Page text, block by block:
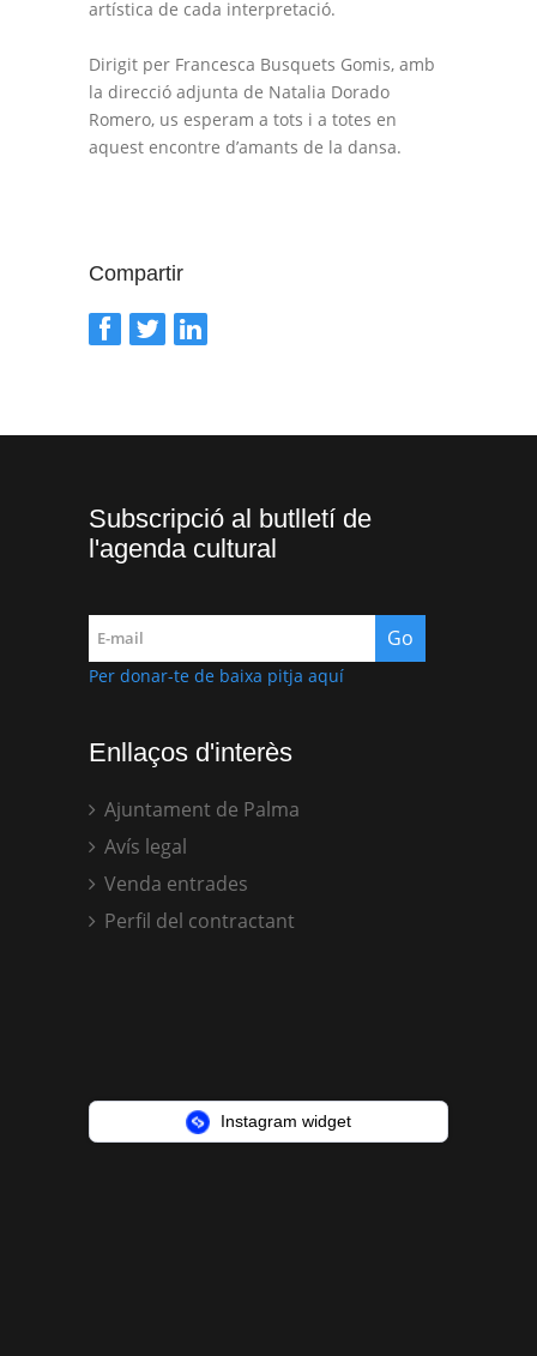
artística de cada interpretació.
Dirigit per Francesca Busquets Gomis, amb
la direcció adjunta de Natalia Dorado
Romero, us esperam a tots i a totes en
aquest encontre d’amants de la dansa.
Compartir
Subscripció al butlletí de
l'agenda cultural
Per donar-te de baixa pitja aquí
Enllaços d'interès
Ajuntament de Palma
Avís legal
Venda entrades
Perfil del contractant
Instagram widget